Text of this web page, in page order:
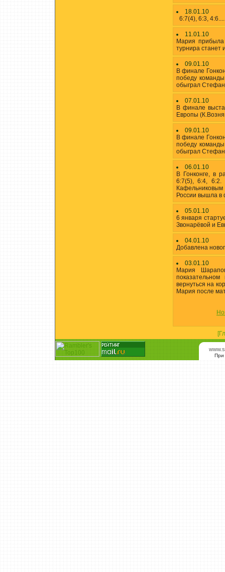
18.01.10
6:7(4), 6:3, 4:6....
11.01.10
Мария
турнира станет
09.01.10
В финале
победу
обыграл
07.01.10
В финале
Европы
09.01.10
В финале
победу
обыграл
06.01.10
В Гонконге, в
6:7(5), 6:4, 6:2.
России вышла в
05.01.10
6 января
Звонарёвой и
04.01.10
Добавлена
03.01.10
Мария
вернуться на
Мария после
При